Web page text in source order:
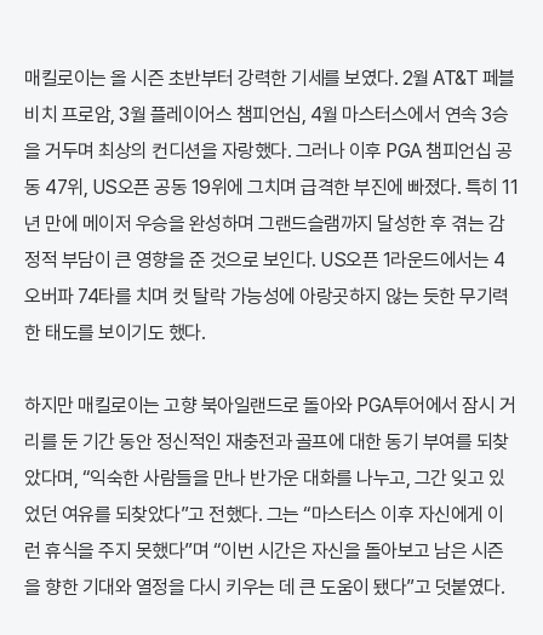
매킬로이는 올 시즌 초반부터 강력한 기세를 보였다. 2월 AT&T 페블
비치 프로암, 3월 플레이어스 챔피언십, 4월 마스터스에서 연속 3승
을 거두며 최상의 컨디션을 자랑했다. 그러나 이후 PGA 챔피언십 공
동 47위, US오픈 공동 19위에 그치며 급격한 부진에 빠졌다. 특히 11
년 만에 메이저 우승을 완성하며 그랜드슬램까지 달성한 후 겪는 감
정적 부담이 큰 영향을 준 것으로 보인다. US오픈 1라운드에서는 4
오버파 74타를 치며 컷 탈락 가능성에 아랑곳하지 않는 듯한 무기력
한 태도를 보이기도 했다.
하지만 매킬로이는 고향 북아일랜드로 돌아와 PGA투어에서 잠시 거
리를 둔 기간 동안 정신적인 재충전과 골프에 대한 동기 부여를 되찾
았다며, “익숙한 사람들을 만나 반가운 대화를 나누고, 그간 잊고 있
었던 여유를 되찾았다”고 전했다. 그는 “마스터스 이후 자신에게 이
런 휴식을 주지 못했다”며 “이번 시간은 자신을 돌아보고 남은 시즌
을 향한 기대와 열정을 다시 키우는 데 큰 도움이 됐다”고 덧붙였다.